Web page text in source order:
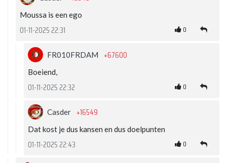
Moussa is een ego
01-11-2025 22:31 0
FR010FRDAM +67600
Boeiend,
01-11-2025 22:32 0
Casder +16549
Dat kost je dus kansen en dus doelpunten
01-11-2025 22:43 0